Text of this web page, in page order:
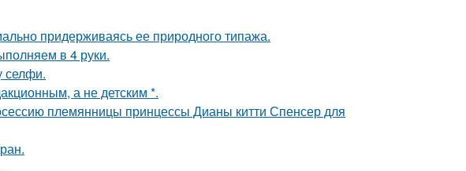
придерживаясь ее природного типажа.
в 4 руки.
селфи.
а не детским *.
племянницы принцессы Дианы китти Спенсер для